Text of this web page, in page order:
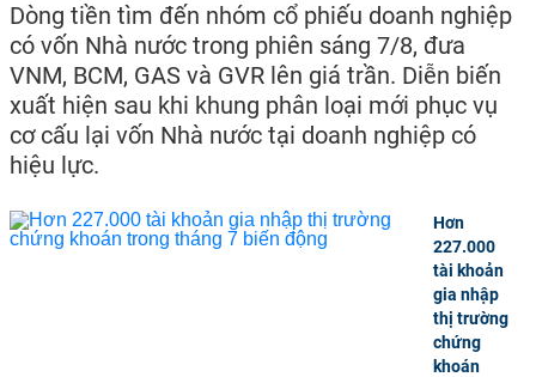
Dòng tiền tìm đến nhóm cổ phiếu doanh nghiệp
có vốn Nhà nước trong phiên sáng 7/8, đưa
VNM, BCM, GAS và GVR lên giá trần. Diễn biến
xuất hiện sau khi khung phân loại mới phục vụ
cơ cấu lại vốn Nhà nước tại doanh nghiệp có
hiệu lực.
Hơn
227.000
tài khoản
gia nhập
thị trường
chứng
khoán